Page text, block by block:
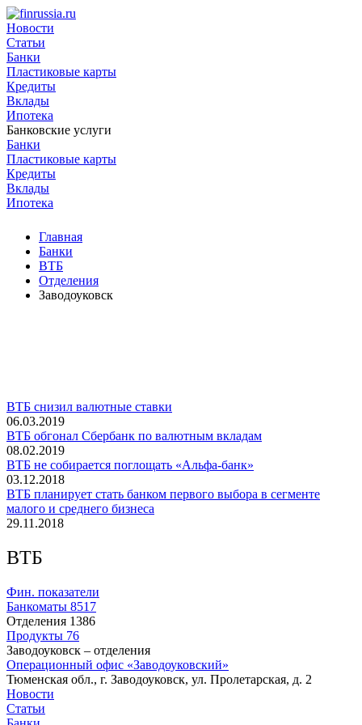
Новости
Статьи
Банки
Пластиковые карты
Кредиты
Вклады
Ипотека
Банковские услуги
Банки
Пластиковые карты
Кредиты
Вклады
Ипотека
Главная
Банки
ВТБ
Отделения
Заводоуковск
ВТБ снизил валютные ставки
06.03.2019
ВТБ обгонал Сбербанк по валютным вкладам
08.02.2019
ВТБ не собирается поглощать «Альфа-банк»
03.12.2018
ВТБ планирует стать банком первого выбора в сегменте
малого и среднего бизнеса
29.11.2018
ВТБ
Фин. показатели
Банкоматы 8517
Отделения 1386
Продукты 76
Заводоуковск – отделения
Операционный офис «Заводоуковский»
Тюменская обл., г. Заводоуковск, ул. Пролетарская, д. 2
Новости
Статьи